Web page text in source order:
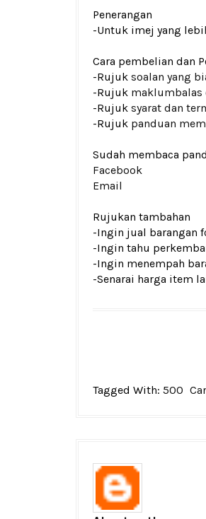
Penerangan
-Untuk imej yang
Cara pembelian dan
-Rujuk soalan yang
-Rujuk maklumbalas
-Rujuk syarat dan
-Rujuk panduan
Sudah membaca
Facebook
Email
Rujukan tambahan
-Ingin jual barangan
-Ingin tahu
-Ingin menempah
-Senarai harga item
Tagged With: 500